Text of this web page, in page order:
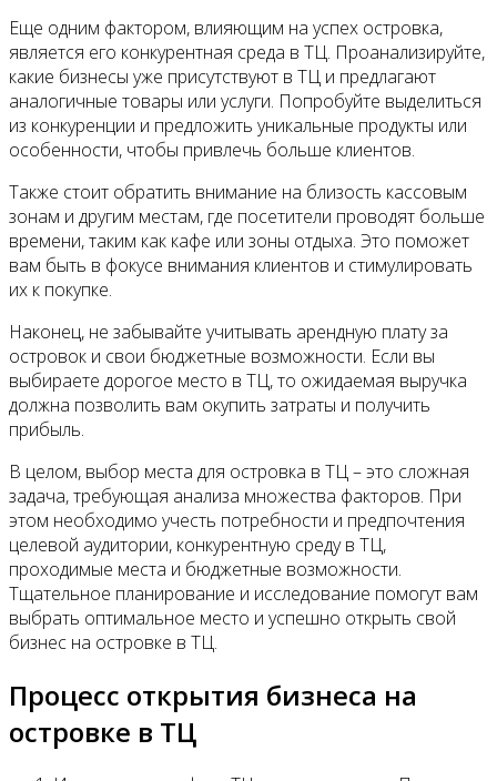
Еще одним фактором, влияющим на успех островка,
является его конкурентная среда в ТЦ. Проанализируйте,
какие бизнесы уже присутствуют в ТЦ и предлагают
аналогичные товары или услуги. Попробуйте выделиться
из конкуренции и предложить уникальные продукты или
особенности, чтобы привлечь больше клиентов.
Также стоит обратить внимание на близость кассовым
зонам и другим местам, где посетители проводят больше
времени, таким как кафе или зоны отдыха. Это поможет
вам быть в фокусе внимания клиентов и стимулировать
их к покупке.
Наконец, не забывайте учитывать арендную плату за
островок и свои бюджетные возможности. Если вы
выбираете дорогое место в ТЦ, то ожидаемая выручка
должна позволить вам окупить затраты и получить
прибыль.
В целом, выбор места для островка в ТЦ – это сложная
задача, требующая анализа множества факторов. При
этом необходимо учесть потребности и предпочтения
целевой аудитории, конкурентную среду в ТЦ,
проходимые места и бюджетные возможности.
Тщательное планирование и исследование помогут вам
выбрать оптимальное место и успешно открыть свой
бизнес на островке в ТЦ.
Процесс открытия бизнеса на
островке в ТЦ